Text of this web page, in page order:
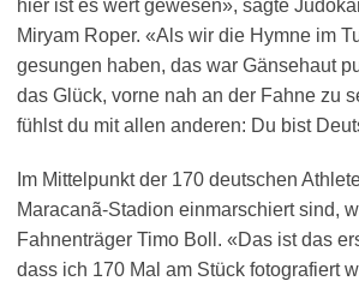
hier ist es wert gewesen», sagte
Miryam Roper. «Als wir die Hymne im
gesungen haben, das war Gänsehaut
das Glück, vorne nah an der Fahne zu
fühlst du mit allen anderen: Du bist
Im Mittelpunkt der 170 deutschen
Maracanã-Stadion einmarschiert sind,
Fahnenträger Timo Boll. «Das ist das
dass ich 170 Mal am Stück fotografiert